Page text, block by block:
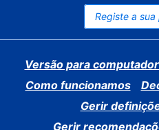
Registe a
Versão para
Como funcionamos
Gerir
Gerir